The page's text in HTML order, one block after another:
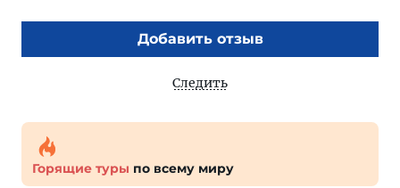
Добавить отзыв
Следить
Горящие туры по всему миру